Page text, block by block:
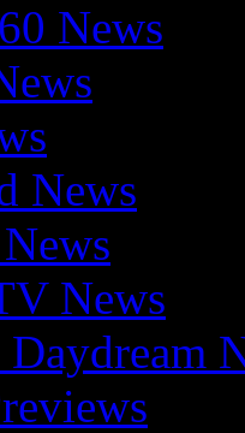
News
News
News